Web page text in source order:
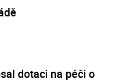
dotaci na péči o